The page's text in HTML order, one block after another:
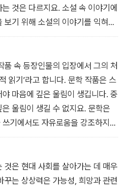
고립과 정신 건강 문제가 심화되
업 스트레스, 인간관계의 갈등을
. 이런 시대에 문학은 타인의 삶을
은 친구이자 정신의 영양제, 마음
다가 인공지능 시대에는 상상력,
인 능력’이 더욱 중요해질 것이다.
을 기르고, 청소년이 더 나은 세상
어 주는 따뜻한 안내서가 될 것이
것은 다르지요. 소설 속 이야기에
기 위해 소설의 이야기를 익혀야
속 등장인물의 입장에서 그의 처
읽기’라고 합니다. 문학 작품은 스
마음에 깊은 울림이 생깁니다. 중
울림이 생길 수 없지요. 문학은
기에서도 자유로움을 강조하지
관해 깊이 생각할 수 있고, 스스로
야 할지’를 알아내는 사람입니다.
것은 현대 사회를 살아가는 데 매우
는 상상력은 가능성, 희망과 관련